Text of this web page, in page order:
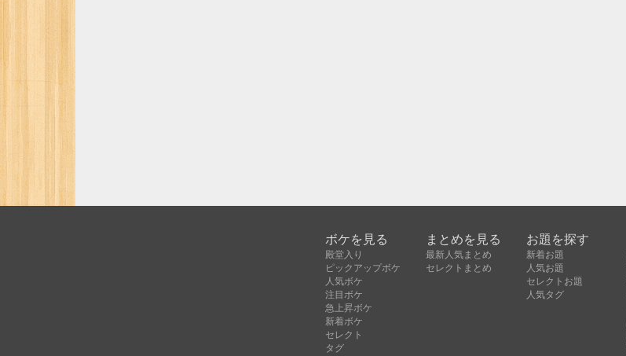
ボケを見る
殿堂入り
ピックアップボケ
人気ボケ
注目ボケ
急上昇ボケ
新着ボケ
セレクト
タグ
まとめを見る
最新人気まとめ
セレクトまとめ
お題を探す
新着お題
人気お題
セレクトお題
人気タグ